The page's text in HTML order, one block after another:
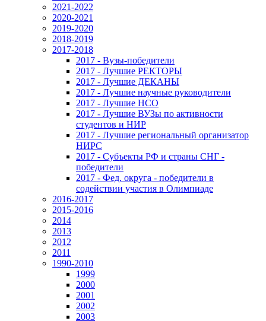
2021-2022
2020-2021
2019-2020
2018-2019
2017-2018
2017 - Вузы-победители
2017 - Лучшие РЕКТОРЫ
2017 - Лучшие ДЕКАНЫ
2017 - Лучшие научные руководители
2017 - Лучшие НСО
2017 - Лучшие ВУЗы по активности
студентов и НИР
2017 - Лучшие региональный организатор
НИРС
2017 - Субъекты РФ и страны СНГ -
победители
2017 - Фед. округа - победители в
содействии участия в Олимпиаде
2016-2017
2015-2016
2014
2013
2012
2011
1990-2010
1999
2000
2001
2002
2003